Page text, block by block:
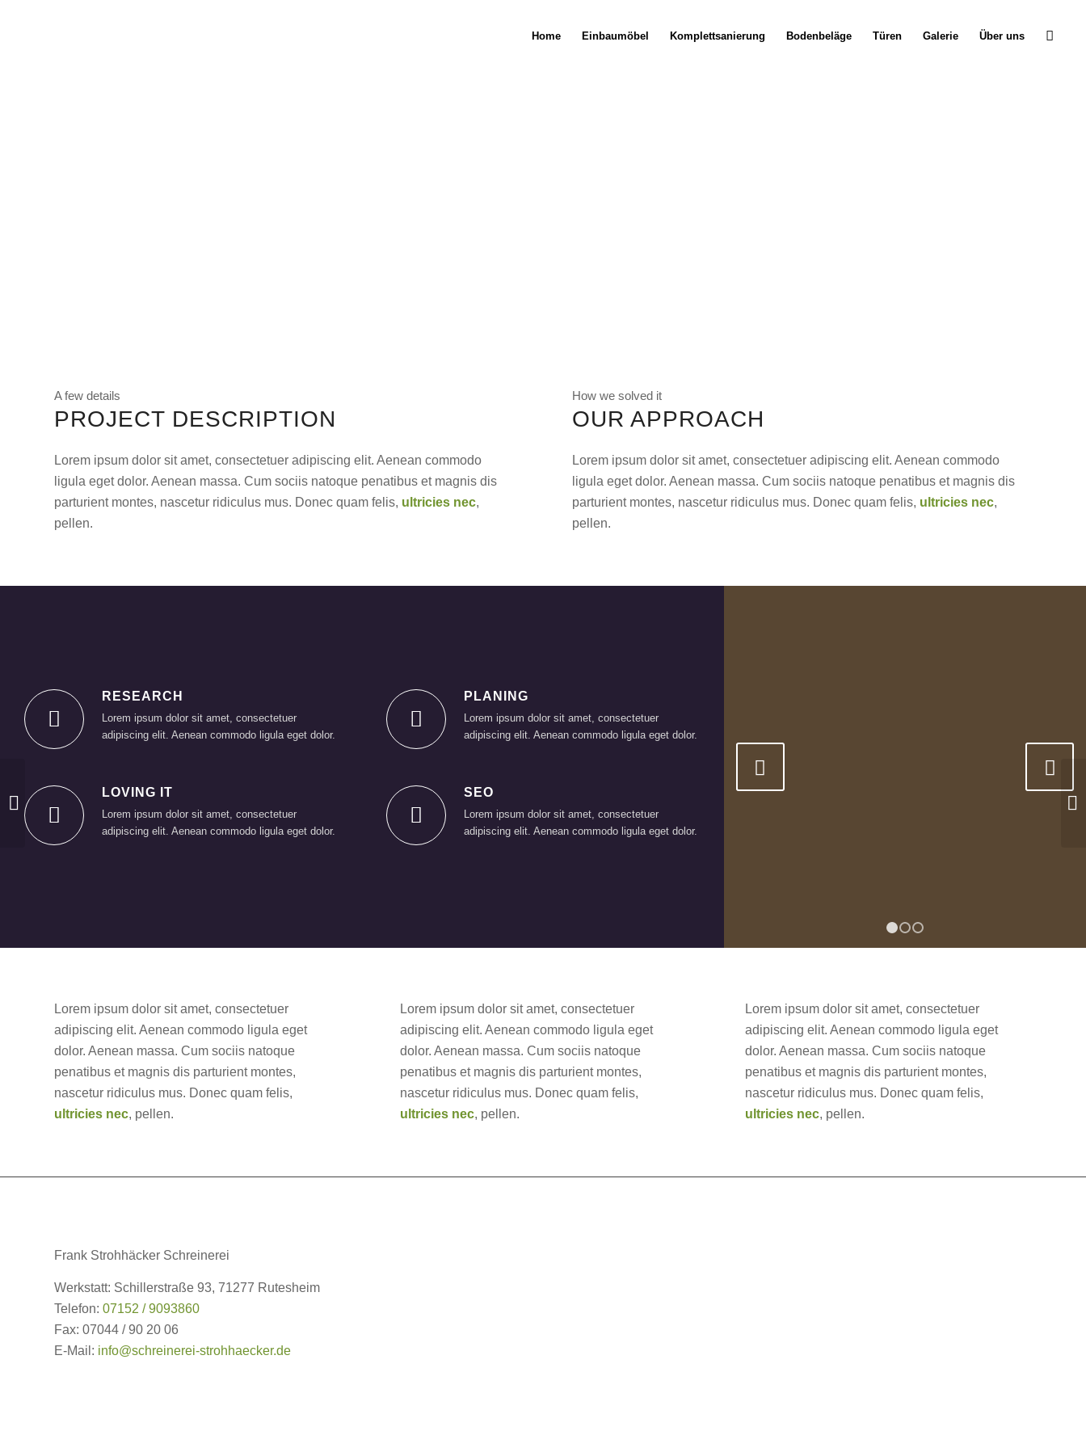
Home Einbaumöbel Komplettsanierung Bodenbeläge Türen Galerie Über uns
A few details
PROJECT DESCRIPTION
Lorem ipsum dolor sit amet, consectetuer adipiscing elit. Aenean commodo
ligula eget dolor. Aenean massa. Cum sociis natoque penatibus et magnis dis
parturient montes, nascetur ridiculus mus. Donec quam felis, ultricies nec,
pellen.
How we solved it
OUR APPROACH
Lorem ipsum dolor sit amet, consectetuer adipiscing elit. Aenean commodo
ligula eget dolor. Aenean massa. Cum sociis natoque penatibus et magnis dis
parturient montes, nascetur ridiculus mus. Donec quam felis, ultricies nec,
pellen.
RESEARCH
Lorem ipsum dolor sit amet, consectetuer
adipiscing elit. Aenean commodo ligula eget dolor.
LOVING IT
Lorem ipsum dolor sit amet, consectetuer
adipiscing elit. Aenean commodo ligula eget dolor.
PLANING
Lorem ipsum dolor sit amet, consectetuer
adipiscing elit. Aenean commodo ligula eget dolor.
SEO
Lorem ipsum dolor sit amet, consectetuer
adipiscing elit. Aenean commodo ligula eget dolor.
Lorem ipsum dolor sit amet, consectetuer
adipiscing elit. Aenean commodo ligula eget
dolor. Aenean massa. Cum sociis natoque
penatibus et magnis dis parturient montes,
nascetur ridiculus mus. Donec quam felis,
ultricies nec, pellen.
Lorem ipsum dolor sit amet, consectetuer
adipiscing elit. Aenean commodo ligula eget
dolor. Aenean massa. Cum sociis natoque
penatibus et magnis dis parturient montes,
nascetur ridiculus mus. Donec quam felis,
ultricies nec, pellen.
Lorem ipsum dolor sit amet, consectetuer
adipiscing elit. Aenean commodo ligula eget
dolor. Aenean massa. Cum sociis natoque
penatibus et magnis dis parturient montes,
nascetur ridiculus mus. Donec quam felis,
ultricies nec, pellen.
Frank Strohhäcker Schreinerei
Werkstatt: Schillerstraße 93, 71277 Rutesheim
Telefon: 07152 / 9093860
Fax: 07044 / 90 20 06
E-Mail: info@schreinerei-strohhaecker.de
Some cool projects